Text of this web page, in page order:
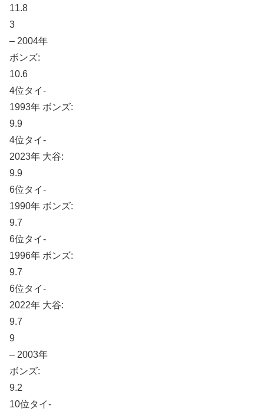
11.8
3
– 2004年
ボンズ:
10.6
4位タイ-
1993年 ボンズ:
9.9
4位タイ-
2023年 大谷:
9.9
6位タイ-
1990年 ボンズ:
9.7
6位タイ-
1996年 ボンズ:
9.7
6位タイ-
2022年 大谷:
9.7
9
– 2003年
ボンズ:
9.2
10位タイ-